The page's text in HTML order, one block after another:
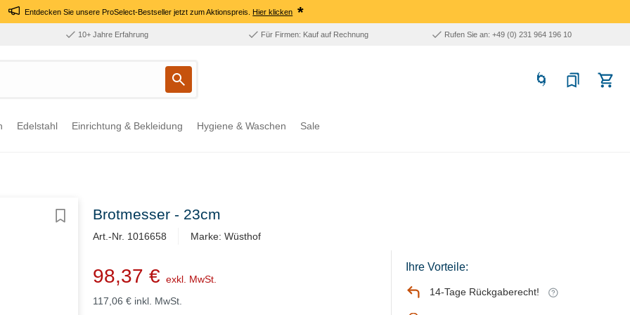
Entdecken Sie unsere ProSelect-Bestseller jetzt zum Aktionspreis.Hier klicken *
10+ Jahre Erfahrung Für Firmen: Kauf auf Rechnung Rufen Sie an: +49 (0) 231 964 196 10
Edelstahl Einrichtung & Bekleidung Hygiene & Waschen Sale
Brotmesser - 23cm
Art.-Nr. 1016658 Marke: Wüsthof
98,37 € exkl. MwSt.
117,06 € inkl. MwSt.
Ihre Vorteile:
14-Tage Rückgaberecht!